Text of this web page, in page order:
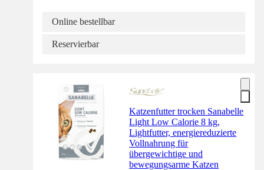
Online bestellbar
Reservierbar
Katzenfutter trocken Sanabelle
Light Low Calorie 8 kg,
Lightfutter, energiereduzierte
Vollnahrung für
übergewichtige und
bewegungsarme Katzen